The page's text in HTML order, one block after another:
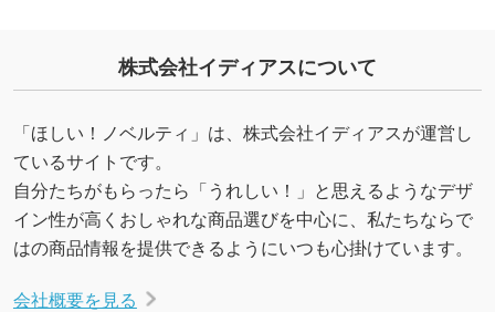
・デザインにQRコードを入れたい／QRコード
を生成してほしい
URLをご指定いただければ、QRコードを生成
いたします。配置のご相談にも応じています。
→詳しく見る
株式会社イディアスについて
「ほしい！ノベルティ」は、株式会社イディアスが運営し
ているサイトです。
自分たちがもらったら「うれしい！」と思えるようなデザ
イン性が高くおしゃれな商品選びを中心に、私たちならで
はの商品情報を提供できるようにいつも心掛けています。
会社概要を見る